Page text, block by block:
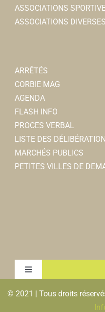
ASSOCIATIONS
ASSOCIATIONS DIVERSES
ARRÊTÉS
CORBIE MAG
AGENDA
FLASH INFO
PROCES VERBAL
LISTE DES
MARCHÉS PUBLICS
PETITES VILLES DE
Toggle
MENTIONS LEGALES &
© 2021 | Tous droits